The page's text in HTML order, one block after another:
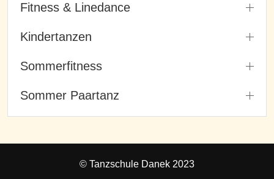
Fitness & Linedance
Kindertanzen
Sommerfitness
Sommer Paartanz
© Tanzschule Danek 2023